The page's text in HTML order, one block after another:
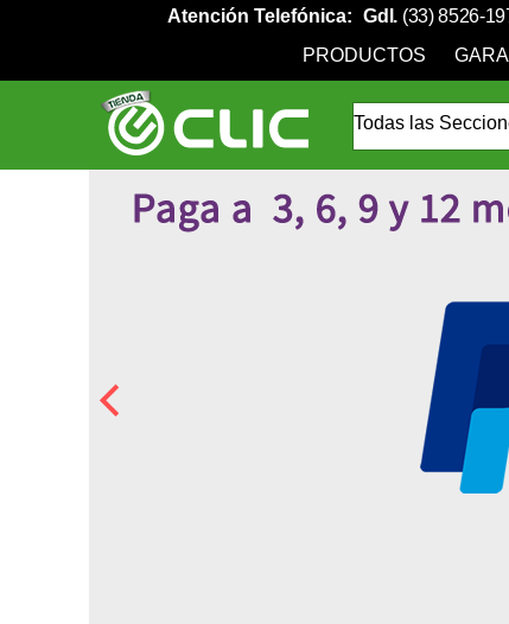
Atención Telefónica: Gdl. (33) 8526-
PRODUCTOS